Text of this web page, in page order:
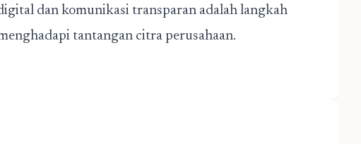
dan komunikasi transparan adalah langkah
tantangan citra perusahaan.